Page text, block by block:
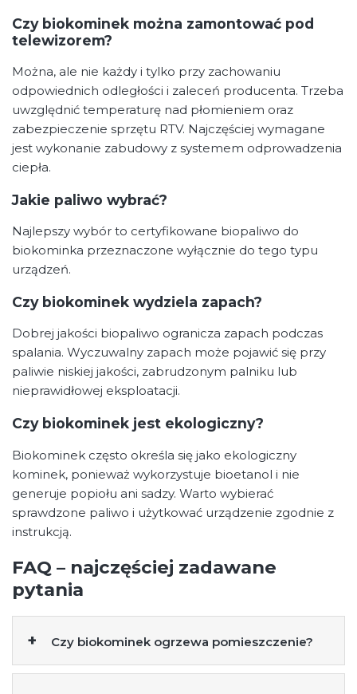
Czy biokominek można zamontować pod
telewizorem?
Można, ale nie każdy i tylko przy zachowaniu
odpowiednich odległości i zaleceń producenta. Trzeba
uwzględnić temperaturę nad płomieniem oraz
zabezpieczenie sprzętu RTV. Najczęściej wymagane
jest wykonanie zabudowy z systemem odprowadzenia
ciepła.
Jakie paliwo wybrać?
Najlepszy wybór to certyfikowane biopaliwo do
biokominka przeznaczone wyłącznie do tego typu
urządzeń.
Czy biokominek wydziela zapach?
Dobrej jakości biopaliwo ogranicza zapach podczas
spalania. Wyczuwalny zapach może pojawić się przy
paliwie niskiej jakości, zabrudzonym palniku lub
nieprawidłowej eksploatacji.
Czy biokominek jest ekologiczny?
Biokominek często określa się jako ekologiczny
kominek, ponieważ wykorzystuje bioetanol i nie
generuje popiołu ani sadzy. Warto wybierać
sprawdzone paliwo i użytkować urządzenie zgodnie z
instrukcją.
FAQ – najczęściej zadawane
pytania
Czy biokominek ogrzewa pomieszczenie?